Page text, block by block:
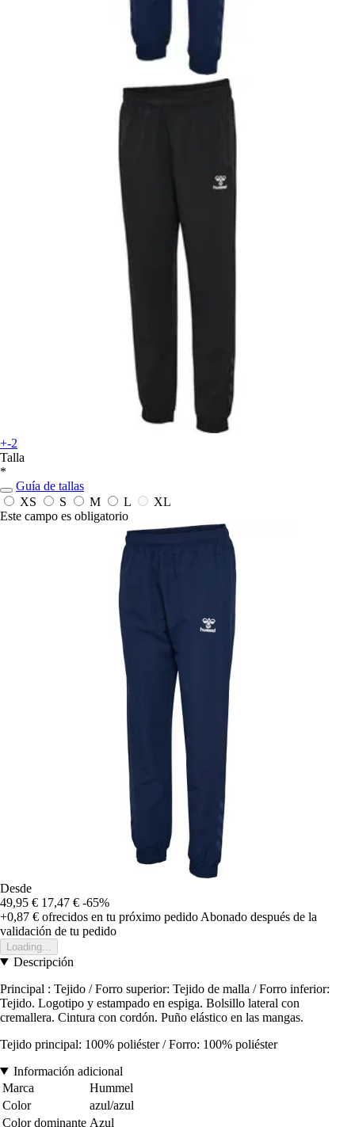
+-2
Talla
*
Guía de tallas
XS
S M L
XL
Este campo es obligatorio
Desde
49,95 € 17,47 € -65%
+0,87 € ofrecidos en tu próximo pedido Abonado después de la
validación de tu pedido
Loading...
Descripción
Principal : Tejido / Forro superior: Tejido de malla / Forro inferior:
Tejido. Logotipo y estampado en espiga. Bolsillo lateral con
cremallera. Cintura con cordón. Puño elástico en las mangas.
Tejido principal: 100% poliéster / Forro: 100% poliéster
Información adicional
Marca
Hummel
Color
azul/azul
Color dominante Azul